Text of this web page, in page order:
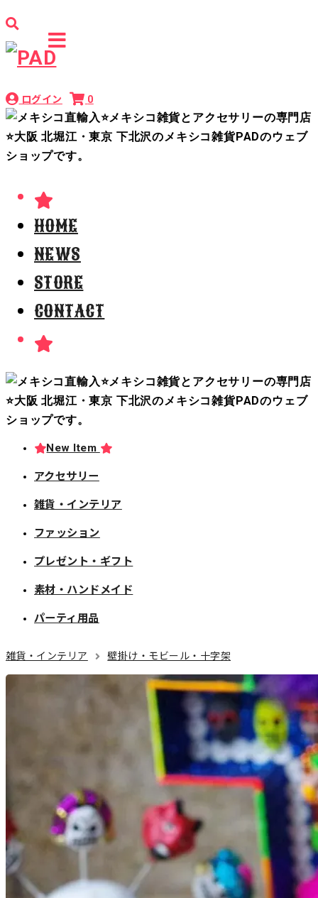
ログイン 0
HOME
NEWS
STORE
CONTACT
New Item
アクセサリー
雑貨・インテリア
ファッション
プレゼント・ギフト
素材・ハンドメイド
パーティ用品
雑貨・インテリア 壁掛け・モビール・十字架